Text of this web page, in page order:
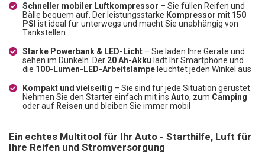
Schneller mobiler Luftkompressor – Sie füllen Reifen und
Bälle bequem auf. Der leistungsstarke Kompressor mit 150
PSI ist ideal für unterwegs und macht Sie unabhängig von
Tankstellen
Starke Powerbank & LED-Licht – Sie laden Ihre Geräte und
sehen im Dunkeln. Der 20 Ah-Akku lädt Ihr Smartphone und
die 100-Lumen-LED-Arbeitslampe leuchtet jeden Winkel aus
Kompakt und vielseitig – Sie sind für jede Situation gerüstet.
Nehmen Sie den Starter einfach mit ins Auto, zum Camping
oder auf Reisen und bleiben Sie immer mobil
Ein echtes Multitool für Ihr Auto - Starthilfe, Luft für
Ihre Reifen und Stromversorgung